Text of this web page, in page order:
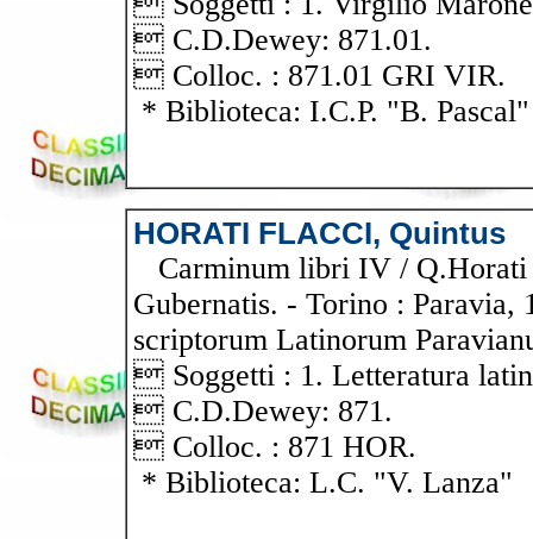
 C.D.Dewey: 871.01.
 Colloc. : 871.01 GRI VIR.
* Biblioteca: I.C.P. "B. Pascal"
HORATI FLACCI, Quintus
Carminum libri IV / Q.Horati
Gubernatis. - Torino : Paravia,
scriptorum Latinorum
 Soggetti : 1. Letteratura
 C.D.Dewey: 871.
 Colloc. : 871 HOR.
* Biblioteca: L.C. "V. Lanza"